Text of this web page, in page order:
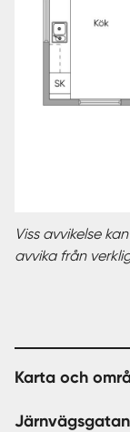
Viss avvikelse
avvika från
Karta och